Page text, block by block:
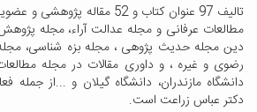
تالیف 97 عنوان کتاب و 52
مطالعات عرفانی و مجله عدالت آراء، مجله
دین مجله حدیث پژوهی ، مجله بزه شناسی،
رضوی و غیره ، و داوری مقالات در مجله
دانشگاه مازندران، دانشگاه گیلان و ...از
دکتر عباس زراعت است.